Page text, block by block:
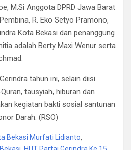
M.Si Anggota DPRD Jawa Barat
R. Eko Setyo Pramono,
Kota Bekasi dan penanggung
adalah Berty Maxi Wenur serta
tahun ini, selain diisi
tausyiah, hiburan dan
kegiatan bakti sosial santunan
Darah. (RSO)
Bekasi Murfati Lidianto,